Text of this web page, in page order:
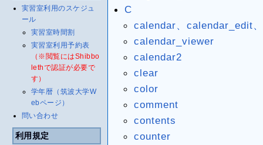
実習室利用のスケジュ
ール
実習室時間割
実習室利用予約表
（※閲覧にはShibbo
lethで認証が必要で
す）
学年暦（筑波大学W
ebページ）
問い合わせ
利用規定
C
calendar、calendar_edit
calendar_viewer
calendar2
clear
color
comment
contents
counter